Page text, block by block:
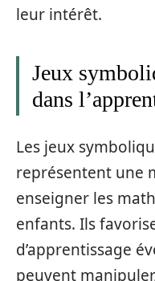
leur intérêt.
Jeux
dans
Les jeux
représentent une
enseigner les
enfants. Ils
d’apprentissage
peuvent